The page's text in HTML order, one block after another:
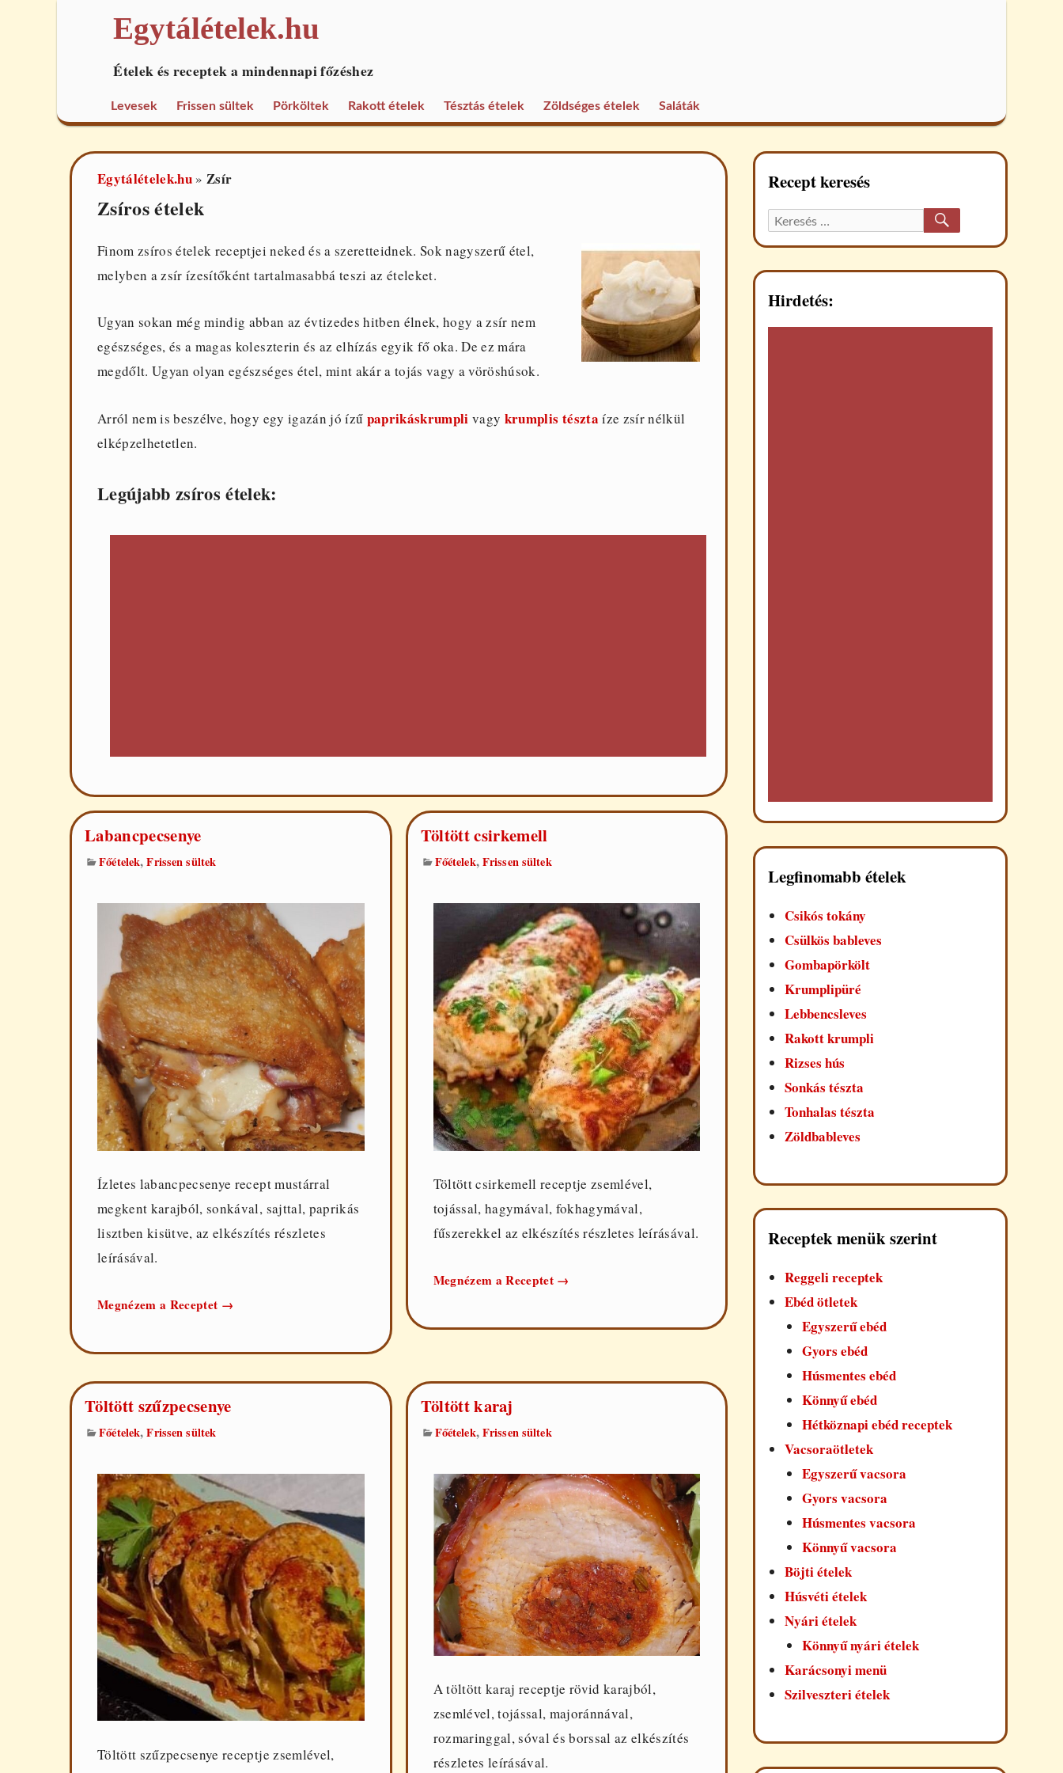
Egytálételek.hu
Ételek és receptek a mindennapi főzéshez
Levesek Frissen sültek Pörköltek Rakott ételek Tésztás ételek Zöldséges ételek Saláták
Egytálételek.hu »Zsír
Zsíros ételek
Finom zsíros ételek receptjei neked és a szeretteidnek. Sok nagyszerű étel,
melyben a zsír ízesítőként tartalmasabbá teszi az ételeket.
Ugyan sokan még mindig abban az évtizedes hitben élnek, hogy a zsír nem
egészséges, és a magas koleszterin és az elhízás egyik fő oka. De ez mára
megdőlt. Ugyan olyan egészséges étel, mint akár a tojás vagy a vöröshúsok.
Arról nem is beszélve, hogy egy igazán jó ízű paprikáskrumpli vagy krumplis tészta íze zsír nélkül
elképzelhetetlen.
Legújabb zsíros ételek:
Labancpecsenye
Főételek,Frissen sültek
Ízletes labancpecsenye recept mustárral
megkent karajból, sonkával, sajttal, paprikás
lisztben kisütve, az elkészítés részletes
leírásával.
Megnézem a Receptet Labancpecsenye
→
Töltött csirkemell
Főételek,Frissen sültek
Töltött csirkemell receptje zsemlével,
tojással, hagymával, fokhagymával,
fűszerekkel az elkészítés részletes leírásával.
Megnézem a Receptet Töltött
→
Töltött szűzpecsenye
Főételek,Frissen sültek
Töltött szűzpecsenye receptje zsemlével,
Töltött karaj
Főételek,Frissen sültek
A töltött karaj receptje rövid karajból,
zsemlével, tojással, majoránnával,
rozmaringgal, sóval és borssal az elkészítés
részletes leírásával.
Recept keresés
Keresett
recept:
Hirdetés:
Legfinomabb ételek
Csikós tokány
Csülkös bableves
Gombapörkölt
Krumplipüré
Lebbencsleves
Rakott krumpli
Rizses hús
Sonkás tészta
Tonhalas tészta
Zöldbableves
Receptek menük szerint
Reggeli receptek
Ebéd ötletek
Egyszerű ebéd
Gyors ebéd
Húsmentes ebéd
Könnyű ebéd
Hétköznapi ebéd receptek
Vacsoraötletek
Egyszerű vacsora
Gyors vacsora
Húsmentes vacsora
Könnyű vacsora
Böjti ételek
Húsvéti ételek
Nyári ételek
Könnyű nyári ételek
Karácsonyi menü
Szilveszteri ételek